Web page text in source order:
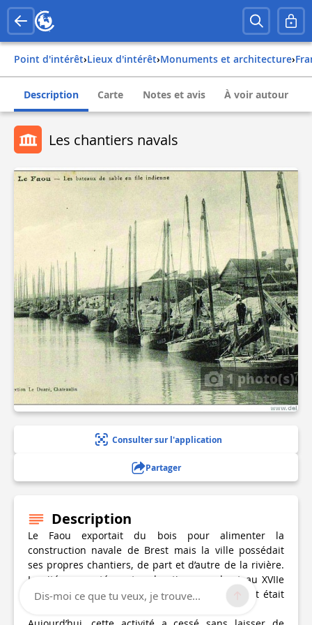
Point d'intérêt› Lieux d'intérêt› Monuments et architecture›
Description Carte Notes et avis À voir autour
Les chantiers navals
1 photo(s)
Consulter sur l'application
Partager
Description
Le Faou exportait du bois pour alimenter la
construction navale de Brest mais la ville possédait
ses propres chantiers, de part et d’autre de la rivière.
La cité a compté quatre chantiers navals et au XVIIe
siècle, un tiers des bateaux de la rade de Brest était
Dis-moi ce que tu veux, je trouve...